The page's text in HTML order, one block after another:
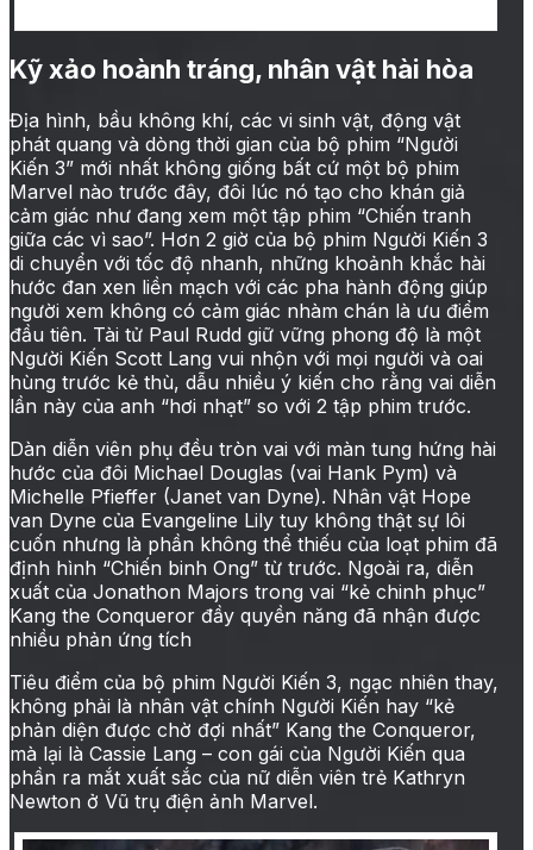
Kỹ xảo hoành tráng, nhân vật hài hòa
Địa hình, bầu không khí, các vi sinh vật, động vật
phát quang và dòng thời gian của bộ phim “Người
Kiến 3” mới nhất không giống bất cứ một bộ phim
Marvel nào trước đây, đôi lúc nó tạo cho khán giả
cảm giác như đang xem một tập phim “Chiến tranh
giữa các vì sao”. Hơn 2 giờ của bộ phim Người Kiến 3
di chuyển với tốc độ nhanh, những khoảnh khắc hài
hước đan xen liền mạch với các pha hành động giúp
người xem không có cảm giác nhàm chán là ưu điểm
đầu tiên. Tài tử Paul Rudd giữ vững phong độ là một
Người Kiến Scott Lang vui nhộn với mọi người và oai
hùng trước kẻ thù, dẫu nhiều ý kiến cho rằng vai diễn
lần này của anh “hơi nhạt” so với 2 tập phim trước.
Dàn diễn viên phụ đều tròn vai với màn tung hứng hài
hước của đôi Michael Douglas (vai Hank Pym) và
Michelle Pfieffer (Janet van Dyne). Nhân vật Hope
van Dyne của Evangeline Lily tuy không thật sự lôi
cuốn nhưng là phần không thể thiếu của loạt phim đã
định hình “Chiến binh Ong” từ trước. Ngoài ra, diễn
xuất của Jonathon Majors trong vai “kẻ chinh phục”
Kang the Conqueror đầy quyền năng đã nhận được
nhiều phản ứng tích
Tiêu điểm của bộ phim Người Kiến 3, ngạc nhiên thay,
không phải là nhân vật chính Người Kiến hay “kẻ
phản diện được chờ đợi nhất” Kang the Conqueror,
mà lại là Cassie Lang – con gái của Người Kiến qua
phần ra mắt xuất sắc của nữ diễn viên trẻ Kathryn
Newton ở Vũ trụ điện ảnh Marvel.